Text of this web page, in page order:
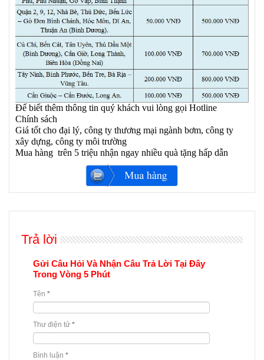
Để biết thêm thông tin quý khách vui lòng gọi Hotline
Chính sách
Giá tốt cho đại lý, công ty thương mại ngành bơm, công ty
xây dựng, công ty môi trường
Mua hàng trên 5 triệu nhận ngay nhiều quà tặng hấp dẫn
Trả lời
Gửi Câu Hỏi Và Nhận Câu Trả Lời Tại Đây
Trong Vòng 5 Phút
Tên *
Thư điện tử *
Bình luận *